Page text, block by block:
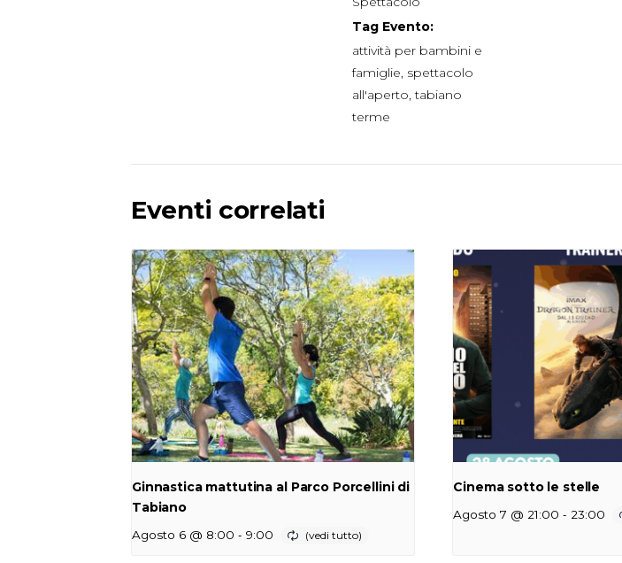
Tag Evento:
attività per bambini e
famiglie, spettacolo
all'aperto,tabiano
terme
Eventi correlati
Ginnastica mattutina al Parco Porcellini di
Tabiano
Agosto 6 @ 8:00 - 9:00
Cinema sotto le stelle
Agosto 7 @ 21:00 - 23:00